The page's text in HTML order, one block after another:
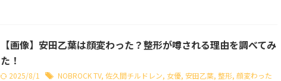
【画像】安田乙葉は顔変わった？整形が噂される理由を調べてみ
た！
2025/8/1 NOBROCK TV, 佐久間チルドレン, 女優, 安田乙葉, 整形, 顔変わった